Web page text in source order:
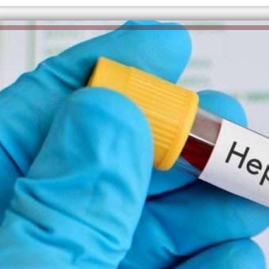
إلهام شرشر تكتب: دي مبقتش كورة..
دي سياسة
الكاتبة إلهام شرشر تهنئ الرئيس
السيسي بعيد ميلاده وتُشيد بجهوده